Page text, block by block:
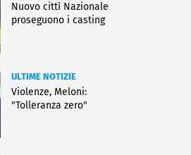
Nuovo cittì Nazionale
proseguono i casting
ULTIME NOTIZIE
Violenze, Meloni:
"Tolleranza zero"